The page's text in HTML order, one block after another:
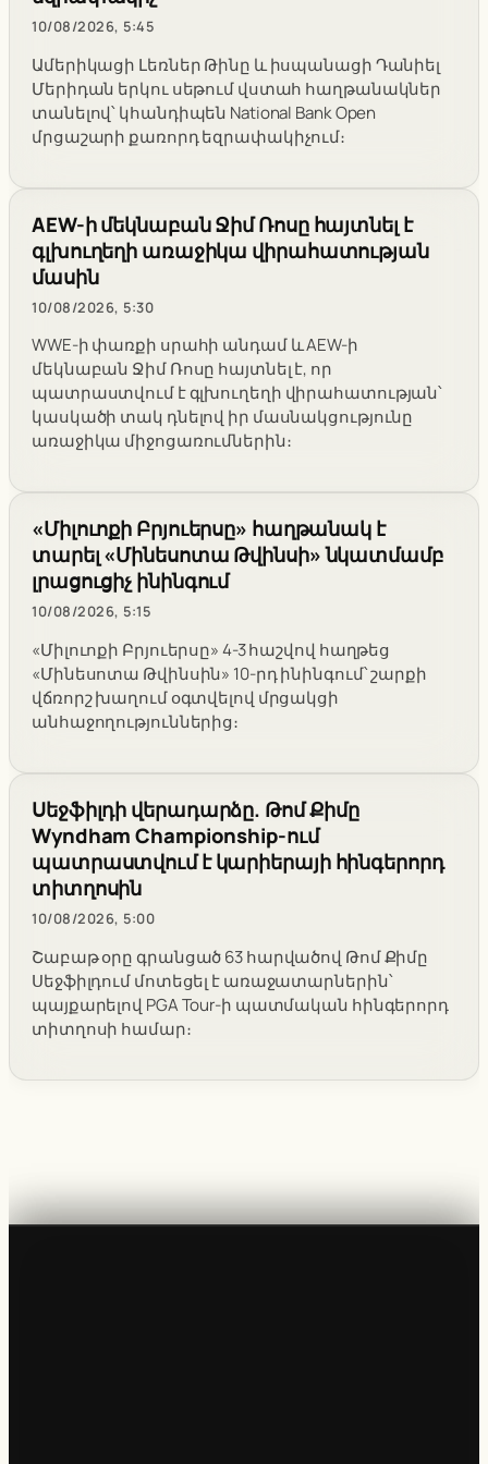
10/08/2026, 5:45
Ամերիկացի Լեռներ Թինը և իսպանացի Դանիել
Մերիդան երկու սեթում վստահ հաղթանակներ
տանելով՝ կհանդիպեն National Bank Open
մրցաշարի քառորդ եզրափակիչում։
AEW-ի մեկնաբան Ջիմ Ռոսը հայտնել է
գլխուղեղի առաջիկա վիրահատության
մասին
10/08/2026, 5:30
WWE-ի փառքի սրահի անդամ և AEW-ի
մեկնաբան Ջիմ Ռոսը հայտնել է, որ
պատրաստվում է գլխուղեղի վիրահատության՝
կասկածի տակ դնելով իր մասնակցությունը
առաջիկա միջոցառումներին։
«Միլուոքի Բրյուերսը» հաղթանակ է
տարել «Մինեսոտա Թվինսի» նկատմամբ
լրացուցիչ ինինգում
10/08/2026, 5:15
«Միլուոքի Բրյուերսը» 4-3 հաշվով հաղթեց
«Մինեսոտա Թվինսին» 10-րդ ինինգում՝ շարքի
վճռորշ խաղում օգտվելով մրցակցի
անհաջողություններից։
Սեջֆիլդի վերադարձը. Թոմ Քիմը
Wyndham Championship-ում
պատրաստվում է կարիերայի հինգերորդ
տիտղոսին
10/08/2026, 5:00
Շաբաթ օրը գրանցած 63 հարվածով Թոմ Քիմը
Սեջֆիլդում մոտեցել է առաջատարներին՝
պայքարելով PGA Tour-ի պատմական հինգերորդ
տիտղոսի համար։